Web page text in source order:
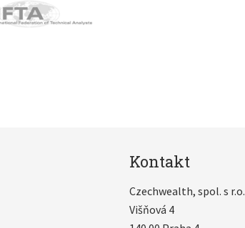
Kontakt
Czechwealth, spol. s r.o.
Višňová 4